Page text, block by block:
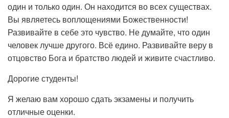
один и только один. Он находится во всех существах.
Вы являетесь воплощениями Божественности!
Развивайте в себе это чувство. Не думайте, что один
человек лучше другого. Всё едино. Развивайте веру в
отцовство Бога и братство людей и живите счастливо.
Дорогие студенты!
Я желаю вам хорошо сдать экзамены и получить
отличные оценки.